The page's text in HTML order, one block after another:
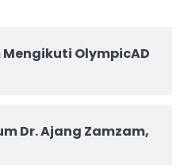
OlympicAD
Dr. Ajang Zamzam,